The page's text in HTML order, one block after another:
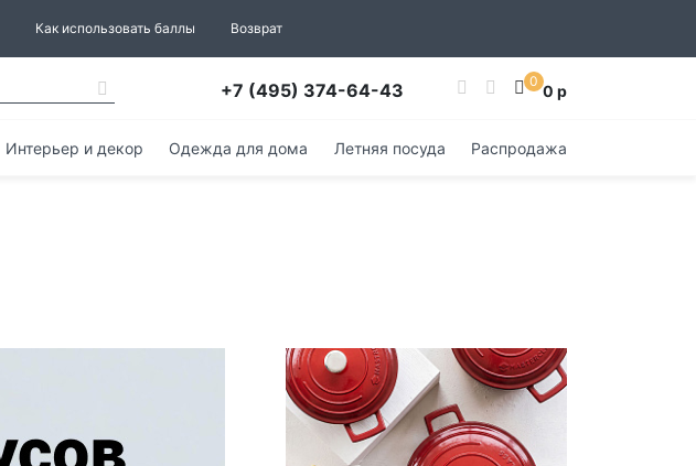
Как использовать баллы Возврат
+7 (495) 374-64-43 0 0 р
Интерьер и декор Одежда для дома Летняя посуда Распродажа